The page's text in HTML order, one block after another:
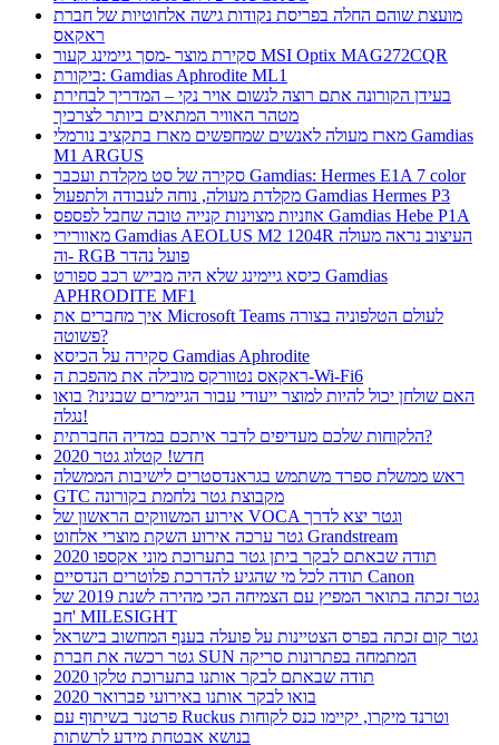
מועצת שוהם החלה בפריסת נקודות גישה אלחוטיות של חברת
ראקאס
סקירת מוצר -מסך גיימינג קעור MSI Optix MAG272CQR
ביקורת: Gamdias Aphrodite ML1
בעידן הקורונה אתם רוצה לנשום אויר נקי – המדריך לבחירת
מטהר האוויר המתאים ביותר לצרכיך
מארז מעולה לאנשים שמחפשים מארז בתקציב נורמלי Gamdias
M1 ARGUS
סקירה של סט מקלדת ועכבר Gamdias: Hermes E1A 7 color
מקלדת מעולה, נוחה לעבודה ולתפעול Gamdias Hermes P3
אוזניות מצוינות קנייה טובה שחבל לפספס Gamdias Hebe P1A
מאוורירי Gamdias AEOLUS M2 1204R העיצוב נראה מעולה
וה- RGB פועל נהדר
כיסא גיימינג שלא היה מבייש רכב ספורט Gamdias
APHRODITE MF1
איך מחברים את Microsoft Teams לעולם הטלפוניה בצורה
פשוטה?
סקירה על הכיסא Gamdias Aphrodite
ראקאס נטוורקס מובילה את מהפכת ה-Wi-Fi6
האם שולחן יכול להיות למוצר ייעודי עבור הגיימרים שבנינו? בואו
נגלה!
הלקוחות שלכם מעדיפים לדבר איתכם במדיה החברתית?
חדש! קטלוג גטר 2020
ראש ממשלת ספרד משתמש בגראנדסטרים לישיבות הממשלה
GTC מקבוצת גטר נלחמת בקורונה
אירוע המשווקים הראשון של VOCA וגטר יצא לדרך
גטר ערכה אירוע השקת מוצרי אלחוט Grandstream
תודה שבאתם לבקר ביתן גטר בתערוכת מוני אקספו 2020
תודה לכל מי שהגיע להדרכת פלוטרים הנדסיים Canon
גטר זכתה בתואר המפיץ עם הצמיחה הכי מהירה לשנת 2019 של
חב' MILESIGHT
גטר קום זכתה בפרס הצטיינות על פועלה בענף המחשוב בישראל
גטר רכשה את חברת SUN המתמחה בפתרונות סריקה
תודה שבאתם לבקר אותנו בתערוכת טלקו 2020
בואו לבקר אותנו באירועי פברואר 2020
פרטנר בשיתוף עם Ruckus וטרנד מיקרו, יקיימו כנס לקוחות
בנושא אבטחת מידע לרשתות